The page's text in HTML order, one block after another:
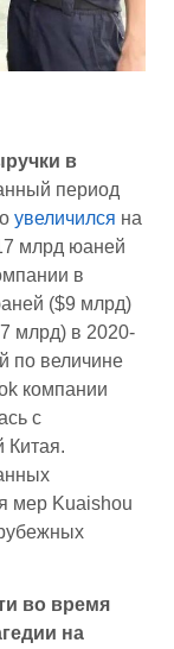
в
период
увеличился на
млрд юаней
в
($9 млрд)
млрд) в 2020-
по величине
компании
с
Китая.
мер Kuaishou
во время
на